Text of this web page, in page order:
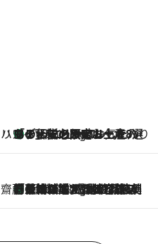
ハワイ賢者 リサのお気に入りリスト5 Hours Ago
あの伝説の限定トートも！ リニューアルした「ディーン＆デルーカ ハワイ」で必須のお土産8選
齋藤 薫 美容脳ルネサンス
5 Hours Ago
「荷物が増えるほど旅ストレスは増す」美容ジャーナリストがたどり着いた最終結論。“化粧品を劇的に減らす”感動の凝縮美容とは